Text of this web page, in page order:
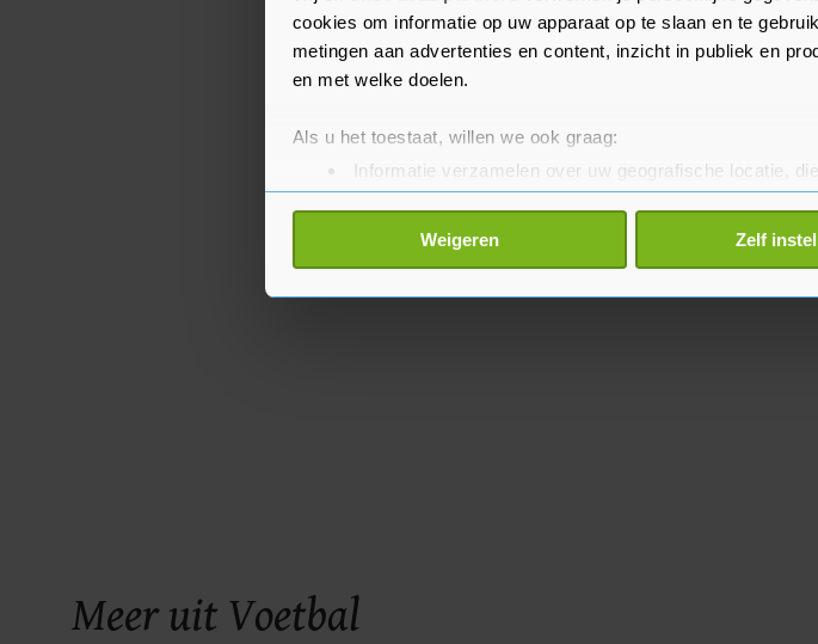
cookies om informatie op uw apparaat op te slaan en te
metingen aan advertenties en content, inzicht in publiek en
en met welke doelen.
Als u het toestaat, willen we ook graag:
Informatie verzamelen over uw geografische locatie,
Uw apparaat identificeren door het actief te scannen
Lees meer over hoe uw persoonlijke gegevens worden
toestemming op elk moment wijzigen of intrekken in de
Weigeren Zelf
loopbaan.
Meer uit Voetbal